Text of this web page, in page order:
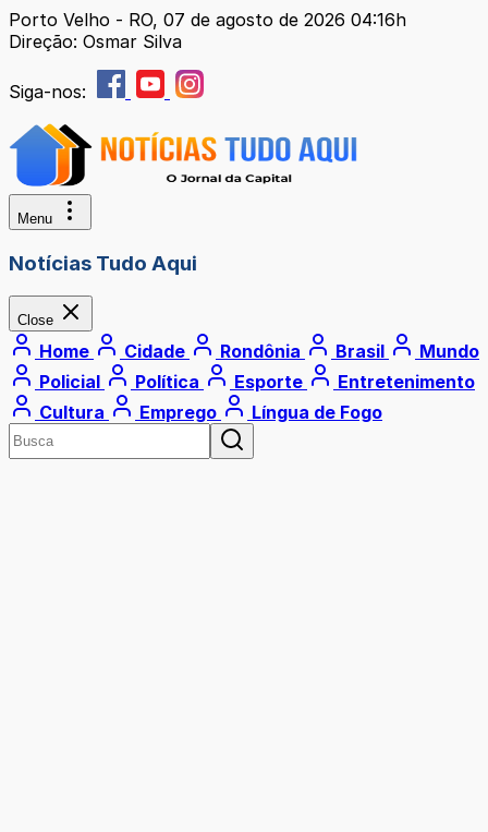
Porto Velho - RO, 07 de agosto de 2026 04:16h
Direção: Osmar Silva
Siga-nos:
Menu
Notícias Tudo Aqui
Close
Home Cidade Rondônia Brasil
Mundo
Policial
Política Esporte
Entretenimento
Cultura
Emprego Língua de Fogo